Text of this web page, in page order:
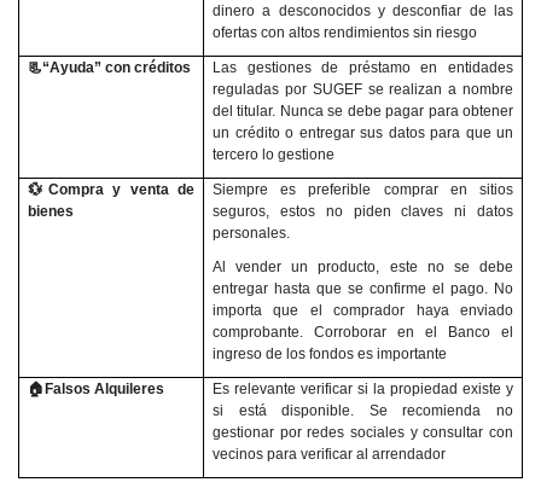
dinero a desconocidos y desconfiar de las
ofertas con altos rendimientos sin riesgo
📃“Ayuda” con créditos
Las gestiones de préstamo en entidades
reguladas por SUGEF se realizan a nombre
del titular. Nunca se debe pagar para obtener
un crédito o entregar sus datos para que un
tercero lo gestione
💱 Compra y venta de
bienes
Siempre es preferible comprar en sitios
seguros, estos no piden claves ni datos
personales.
Al vender un producto, este no se debe
entregar hasta que se confirme el pago. No
importa que el comprador haya enviado
comprobante. Corroborar en el Banco el
ingreso de los fondos es importante
🏠Falsos Alquileres
Es relevante verificar si la propiedad existe y
si está disponible. Se recomienda no
gestionar por redes sociales y consultar con
vecinos para verificar al arrendador